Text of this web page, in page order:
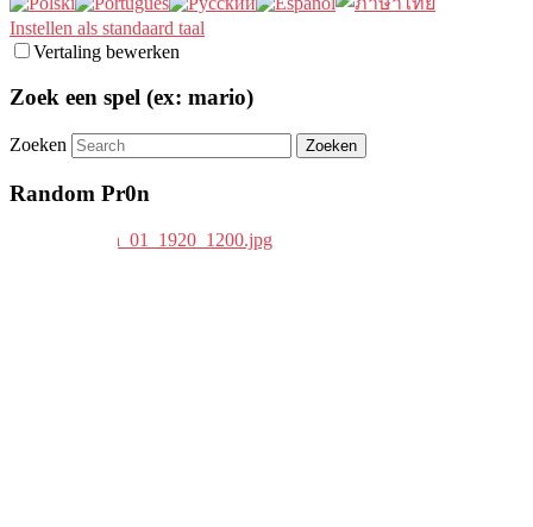
Instellen als standaard taal
Vertaling bewerken
Zoek een spel (ex: mario)
Zoeken
Random Pr0n